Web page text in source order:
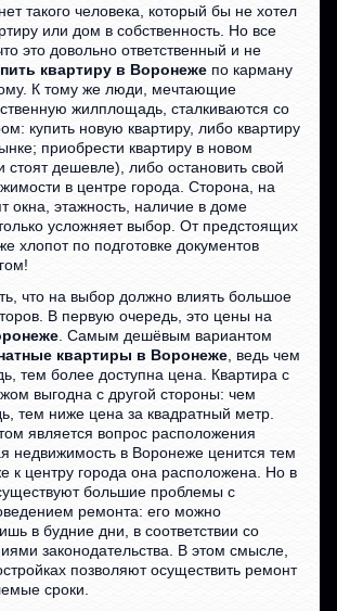
такого человека, который бы не хотел
или дом в собственность. Но все
это довольно ответственный и не
квартиру в Воронеже по карману
К тому же люди, мечтающие
жилплощадь, сталкиваются со
купить новую квартиру, либо квартиру
приобрести квартиру в новом
стоят дешевле), либо остановить свой
в центре города. Сторона, на
окна, этажность, наличие в доме
усложняет выбор. От предстоящих
хлопот по подготовке документов
что на выбор должно влиять большое
В первую очередь, это цены на
. Самым дешёвым вариантом
квартиры в Воронеже , ведь чем
тем более доступна цена. Квартира с
выгодна с другой стороны: чем
тем ниже цена за квадратный метр.
является вопрос расположения
недвижимость в Воронеже ценится тем
к центру города она расположена. Но в
большие проблемы с
ремонта: его можно
в будние дни, в соответствии со
законодательства. В этом смысле,
позволяют осуществить ремонт
сроки.